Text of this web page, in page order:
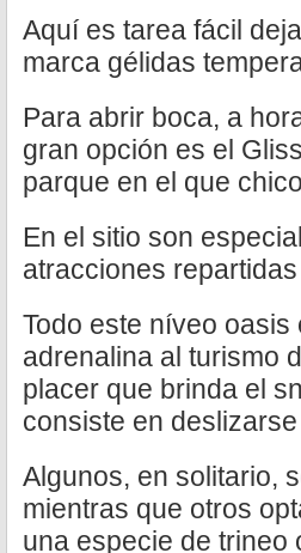
Aquí es tarea fácil
marca gélidas
Para abrir boca, a
gran opción es el
parque en el que
En el sitio son
atracciones
Todo este níveo
adrenalina al turismo
placer que brinda el
consiste en
Algunos, en solitario,
mientras que otros
una especie de trineo